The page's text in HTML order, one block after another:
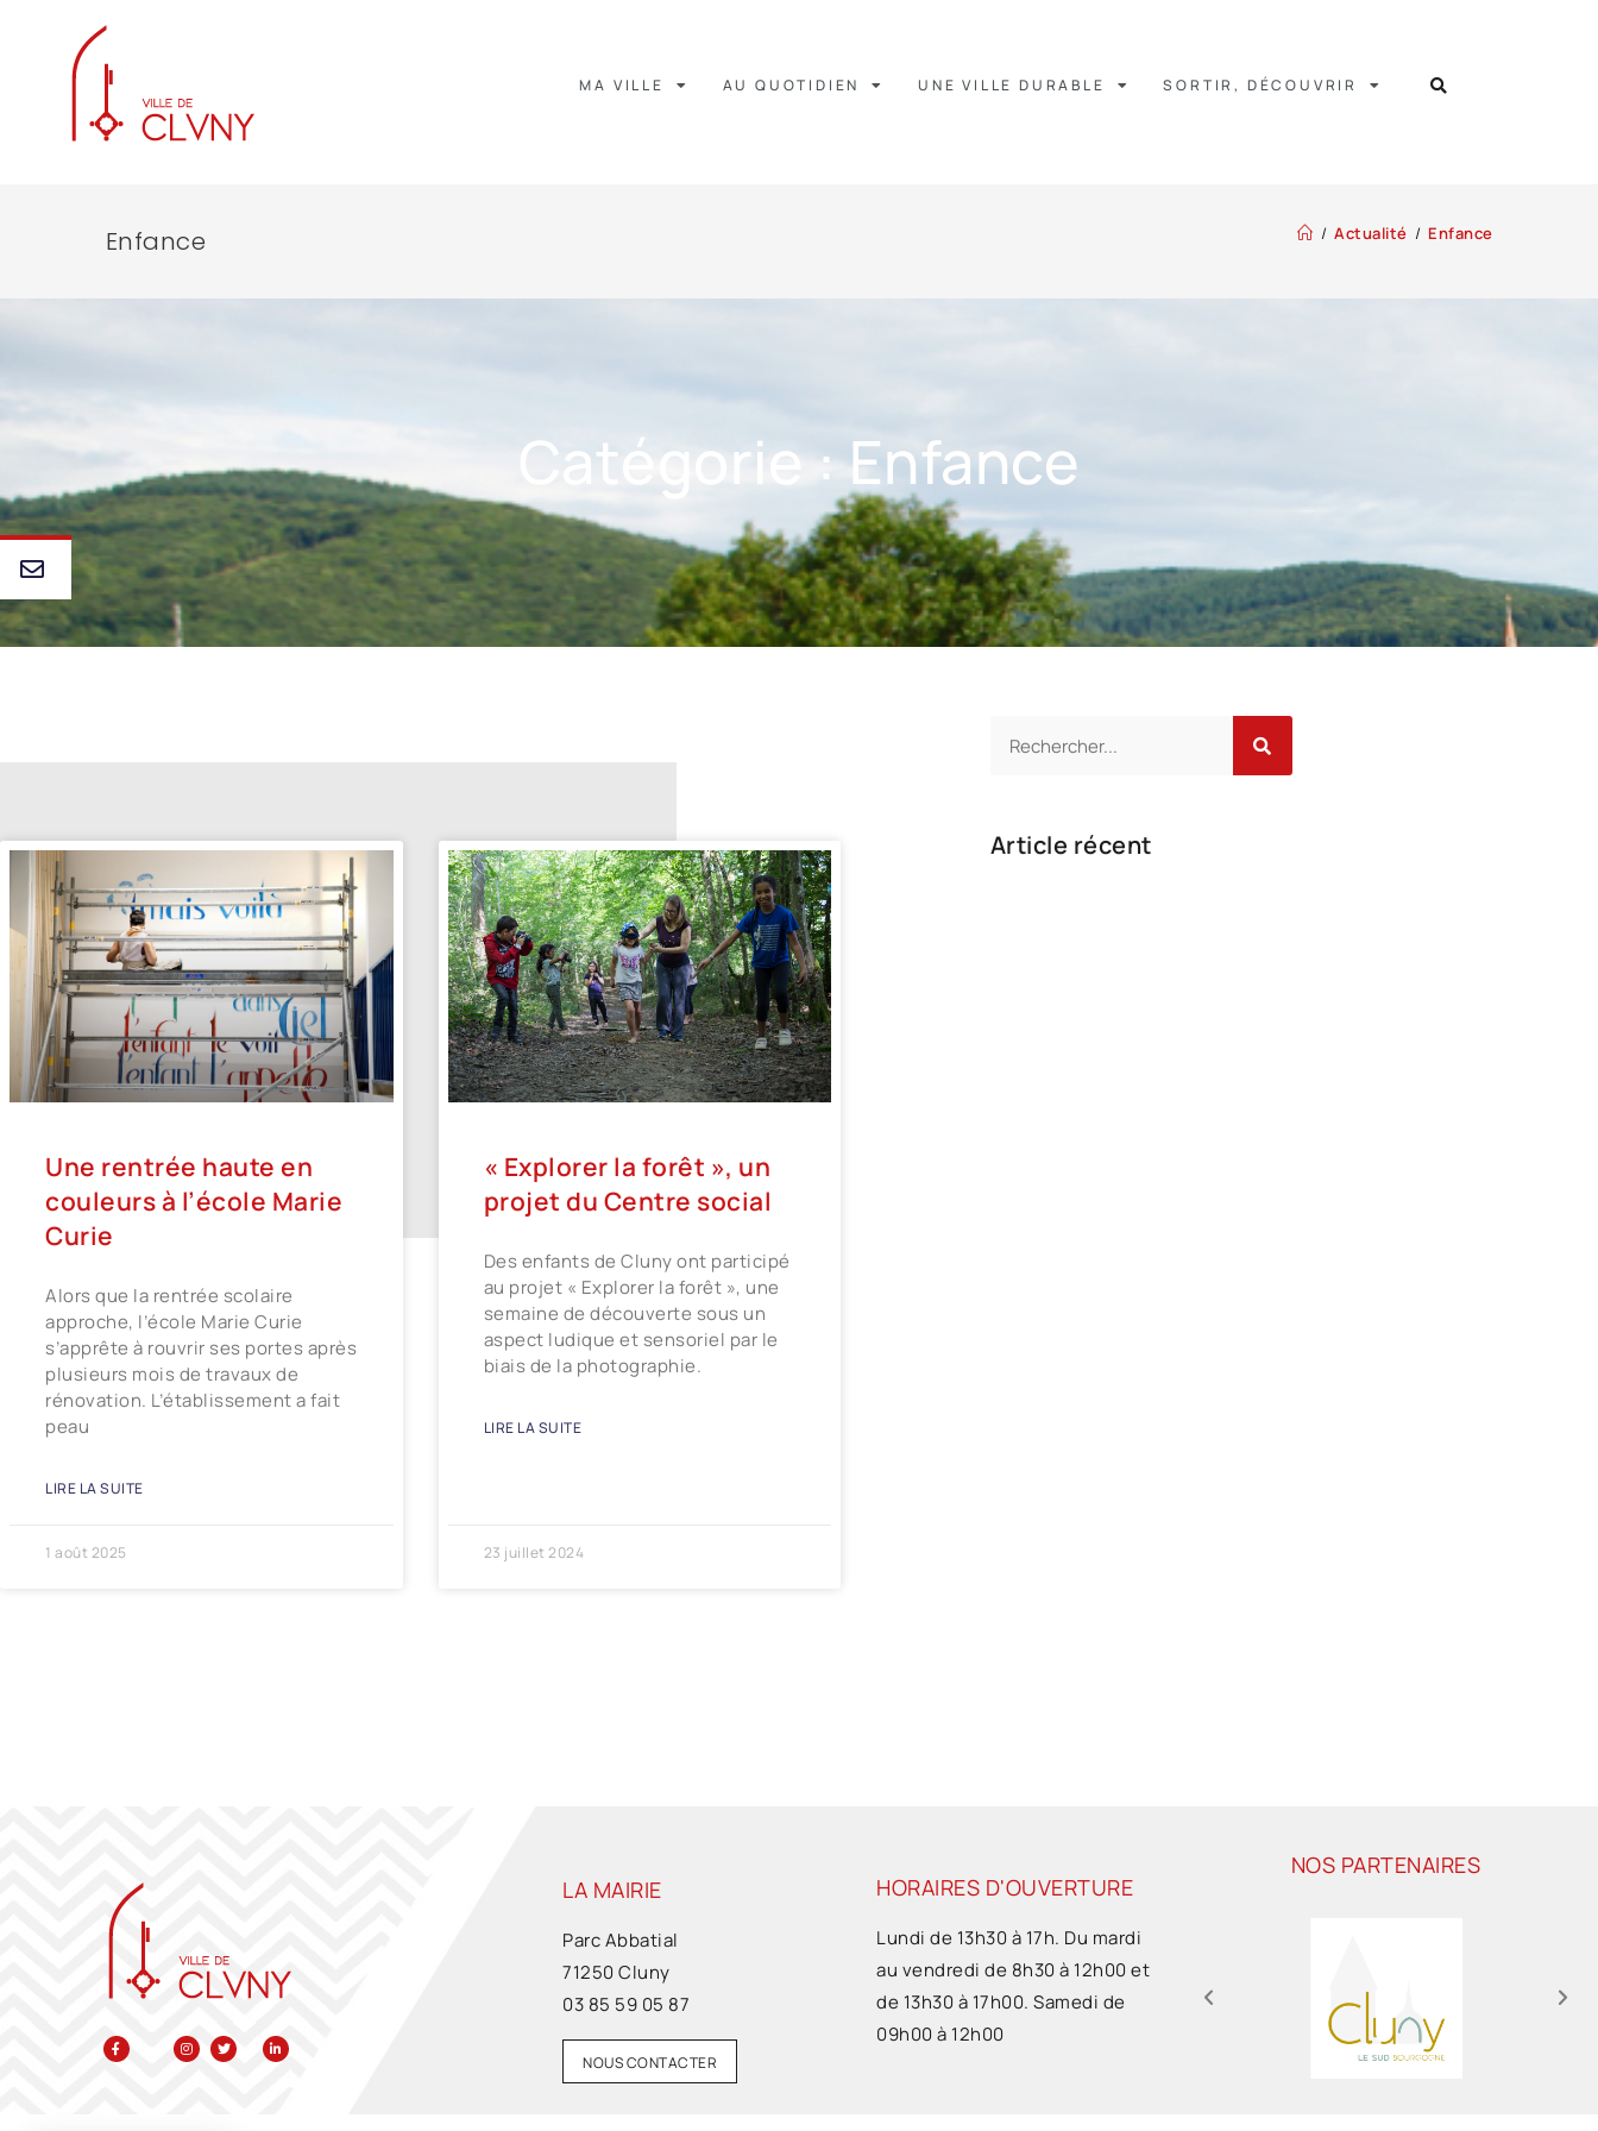
MA VILLE AU QUOTIDIEN UNE VILLE DURABLE SORTIR, DÉCOUVRIR
Enfance / Actualité / Enfance
Catégorie : Enfance
Une rentrée haute en
couleurs à l’école Marie
Curie
Alors que la rentrée scolaire
approche, l’école Marie Curie
s’apprête à rouvrir ses portes après
plusieurs mois de travaux de
rénovation. L’établissement a fait
peau
LIRE LA SUITE
1 août 2025
« Explorer la forêt », un
projet du Centre social
Des enfants de Cluny ont participé
au projet « Explorer la forêt », une
semaine de découverte sous un
aspect ludique et sensoriel par le
biais de la photographie.
LIRE LA SUITE
23 juillet 2024
Article récent
LA MAIRIE
Parc Abbatial
71250 Cluny
03 85 59 05 87
NOUS CONTACTER
HORAIRES D'OUVERTURE
Lundi de 13h30 à 17h. Du mardi
au vendredi de 8h30 à 12h00 et
de 13h30 à 17h00. Samedi de
09h00 à 12h00
NOS PARTENAIRES